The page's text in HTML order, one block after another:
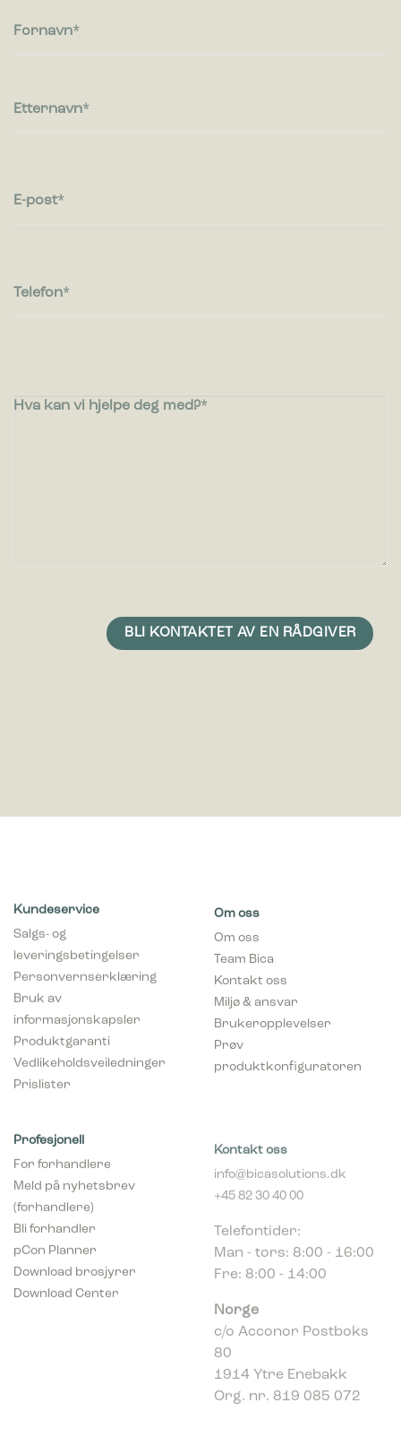
Fornavn
Etternavn
E-post
Telefon
Hva kan vi hjelpe deg med?
Kundeservice
Salgs- og
leveringsbetingelser
Personvernserklæring
Bruk av
informasjonskapsler
Produktgaranti
Vedlikeholdsveiledninger
Prislister
Om oss
Om oss
Team Bica
Kontakt oss
Miljø & ansvar
Brukeropplevelser
Prøv
produktkonfiguratoren
(forhandlere)
Bli forhandler
Download brosjyrer
Download Center
info@bicasolutions.dk
+45 82 30 40 00
Man - tors: 8:00 - 16:00
Fre: 8:00 - 14:00
c/o Acconor Postboks
80
1914 Ytre Enebakk
Org. nr. 819 085 072